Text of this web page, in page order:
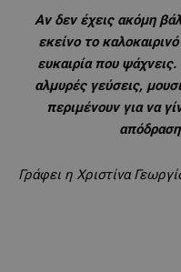
Αν δεν έχεις ακόμη
εκείνο το
ευκαιρία που
αλμυρές γεύσεις,
περιμένουν για να
Γράφει η Χριστίνα